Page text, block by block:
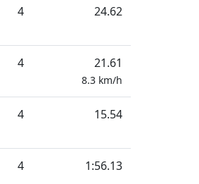
4 24.62
4 21.61
8.3 km/h
4 15.54
4 1:56.13